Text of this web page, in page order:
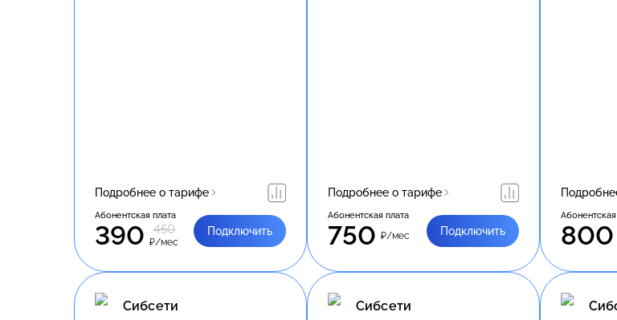
Подробнее о тарифе
Абонентская плата
390 450
₽/мес
Подключить
Подробнее о тарифе
Абонентская плата
750 ₽/мес Подключить
Абонентская
800
Сибсети
Сибсети